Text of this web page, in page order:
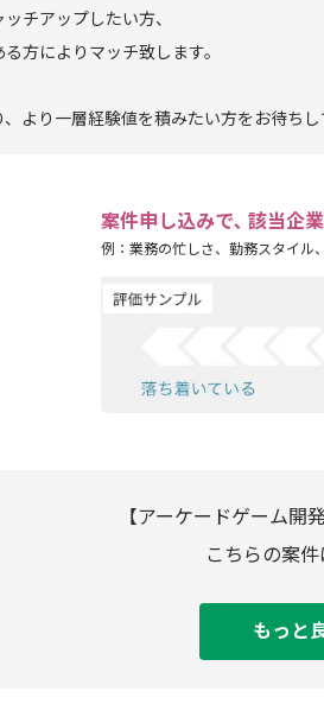
チアップしたい方、
方によりマッチ致します。
より一層経験値を積みたい方をお待ち
案件申し込みで､ 該当企
例：業務の忙しさ、勤務スタイル
【アーケードゲーム開
こちらの案
もっと